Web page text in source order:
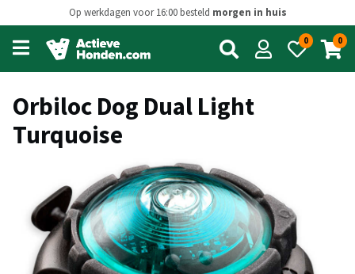
Op werkdagen voor 16:00 besteld morgen in huis
Open
main
menu
0 0
Orbiloc Dog Dual Light
Turquoise